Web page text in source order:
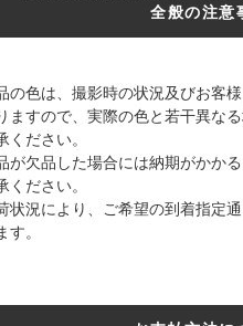
全般の注意
の色は、撮影時の状況及びお客
ますので、実際の色と若干異な
ください。
が欠品した場合には納期がかか
ください。
状況により、ご希望の到着指定
す。